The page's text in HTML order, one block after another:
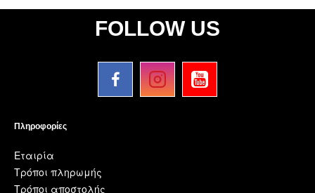
FOLLOW US
Πληροφορίες
Εταιρία
Τρόποι πληρωμής
Τρόποι αποστολής